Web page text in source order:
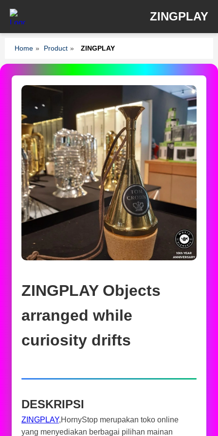
ZINGPLAY
Home » Product » ZINGPLAY
ZINGPLAY Objects
arranged while
curiosity drifts
DESKRIPSI
ZINGPLAY,HornyStop merupakan toko online
yang menyediakan berbagai pilihan mainan